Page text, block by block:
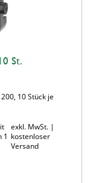
St.
10 Stück je
1
exkl. MwSt. |
kostenloser
Versand